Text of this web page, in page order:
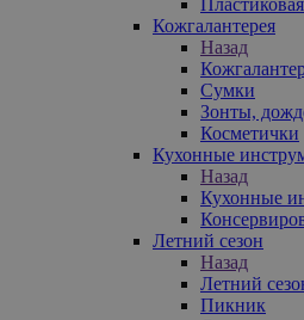
Кожгалантерея
Назад
Сумки
Зонты,
Косметички
Кухонные
Назад
Кухонные
Летний сезон
Назад
Летний
Пикник